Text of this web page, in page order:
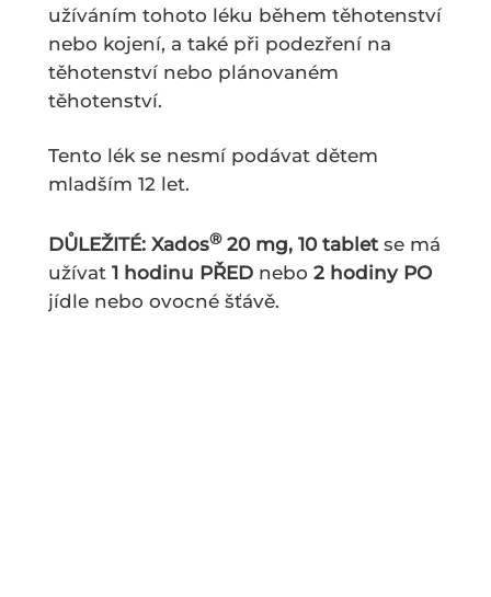
užíváním tohoto léku během těhotenství
nebo kojení, a také při podezření na
těhotenství nebo plánovaném
těhotenství.
Tento lék se nesmí podávat dětem
mladším 12 let.
DŮLEŽITÉ: Xados®20 mg, 10 tabletse má
užívat 1 hodinu PŘED nebo 2 hodiny PO
jídle nebo ovocné šťávě.